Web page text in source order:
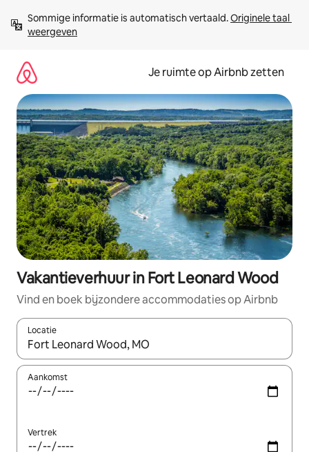
direct
naar
Sommige informatie is automatisch vertaald. Originele taal
weergeven
Je ruimte op Airbnb zetten
Vakantieverhuur in Fort Leonard Wood
Vind en boek bijzondere accommodaties op Airbnb
Locatie
Wanneer er suggesties beschikbaar zijn, maak je een keuze
Aankomst
Vertrek